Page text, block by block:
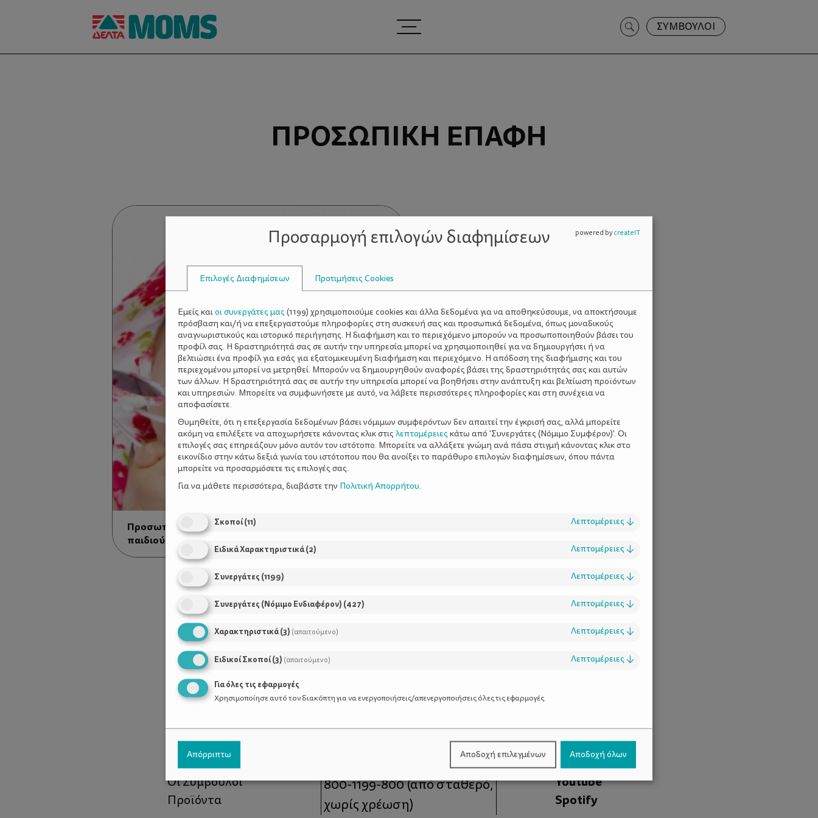
Search
for:
ΣΥΜΒΟΥΛΟΙ
ΠΡΟΣΩΠΙΚΉ ΕΠΑΦΉ
Προσωπικότητά και ψυχολογική εξέλιξη του
παιδιού σας
Χρήσιμοι Σύνδεσμοι
Τι είναι το ΔΕΛΤΑ moms
Οι Σύμβουλοι
Προϊόντα
Τηλέφωνο Επικοινωνίας:
800-1199-800(από σταθερό,
χωρίς χρέωση)
Facebook
Instagram
Youtube
Spotify
Προσαρμογή επιλογών διαφημίσεων
Επιλογές Διαφημίσεων Προτιμήσεις Cookies
Εμείς καιοι συνεργάτες μας (1199) χρησιμοποιούμε cookies και άλλα δεδομένα για να αποθηκεύσουμε, να αποκτήσουμε
πρόσβαση και/ή να επεξεργαστούμε πληροφορίες στη συσκευή σας και προσωπικά δεδομένα, όπως μοναδικούς
αναγνωριστικούς και ιστορικό περιήγησης. Η διαφήμιση και το περιεχόμενο μπορούν να προσωποποιηθούν βάσει του
προφίλ σας. Η δραστηριότητά σας σε αυτήν την υπηρεσία μπορεί να χρησιμοποιηθεί για να δημιουργήσει ή να
βελτιώσει ένα προφίλ για εσάς για εξατομικευμένη διαφήμιση και περιεχόμενο. Η απόδοση της διαφήμισης και του
περιεχομένου μπορεί να μετρηθεί. Μπορούν να δημιουργηθούν αναφορές βάσει της δραστηριότητάς σας και αυτών
των άλλων. Η δραστηριότητά σας σε αυτήν την υπηρεσία μπορεί να βοηθήσει στην ανάπτυξη και βελτίωση προϊόντων
και υπηρεσιών. Μπορείτε να συμφωνήσετε με αυτό, να λάβετε περισσότερες πληροφορίες και στη συνέχεια να
αποφασίσετε.
Θυμηθείτε, ότι η επεξεργασία δεδομένων βάσει νόμιμων συμφερόντων δεν απαιτεί την έγκρισή σας, αλλά μπορείτε
ακόμη να επιλέξετε να αποχωρήσετε κάνοντας κλικ στις λεπτομέρειες κάτω από 'Συνεργάτες (Νόμιμο Συμφέρον)'. Οι
επιλογές σας επηρεάζουν μόνο αυτόν τον ιστότοπο. Μπορείτε να αλλάξετε γνώμη ανά πάσα στιγμή κάνοντας κλικ στο
εικονίδιο στην κάτω δεξιά γωνία του ιστότοπου που θα ανοίξει το παράθυρο επιλογών διαφημίσεων, όπου πάντα
μπορείτε να προσαρμόσετε τις επιλογές σας.
Για να μάθετε περισσότερα, διαβάστε την Πολιτική Απορρήτου.
Σκοποί(11) Λεπτομέρειες ↓
Ειδικά Χαρακτηριστικά(2) Λεπτομέρειες ↓
Συνεργάτες (1199) Λεπτομέρειες ↓
Συνεργάτες (Νόμιμο Ενδιαφέρον) (427) Λεπτομέρειες ↓
Χαρακτηριστικά(3) (απαιτούμενο) Λεπτομέρειες ↓
Ειδικοί Σκοποί(3) (απαιτούμενο) Λεπτομέρειες ↓
Για όλες τις εφαρμογές
Χρησιμοποίησε αυτό τον διακόπτη για να ενεργοποιήσεις/απενεργοποιήσεις όλες τις εφαρμογές.
Απόρριπτω Αποδοχή επιλεγμένων Αποδοχή όλων
powered bycreateIT